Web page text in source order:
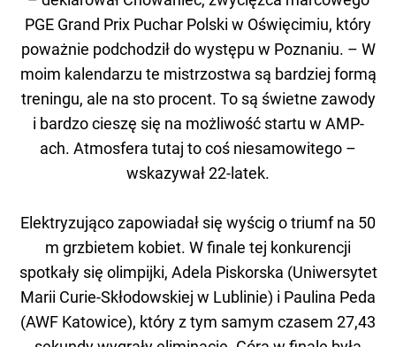
PGE Grand Prix Puchar Polski w Oświęcimiu, który
poważnie podchodził do występu w Poznaniu. – W
moim kalendarzu te mistrzostwa są bardziej formą
treningu, ale na sto procent. To są świetne zawody
i bardzo cieszę się na możliwość startu w AMP-
ach. Atmosfera tutaj to coś niesamowitego –
wskazywał 22-latek.
Elektryzująco zapowiadał się wyścig o triumf na 50
m grzbietem kobiet. W finale tej konkurencji
spotkały się olimpijki, Adela Piskorska (Uniwersytet
Marii Curie-Skłodowskiej w Lublinie) i Paulina Peda
(AWF Katowice), który z tym samym czasem 27,43